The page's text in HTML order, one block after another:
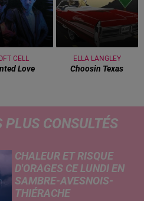
CELL
Love
ELLA LANGLEY
Choosin Texas
CONSULTÉS
CHALEUR ET RISQUE
D'ORAGES CE LUNDI EN
SAMBRE-AVESNOIS-
THIÉRACHE